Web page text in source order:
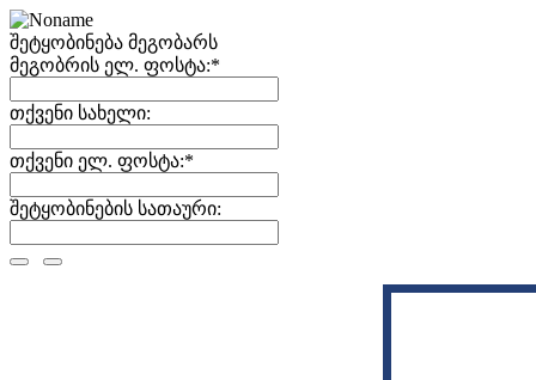
შეტყობინება მეგობარს
მეგობრის ელ. ფოსტა:*
თქვენი სახელი:
თქვენი ელ. ფოსტა:*
შეტყობინების სათაური: